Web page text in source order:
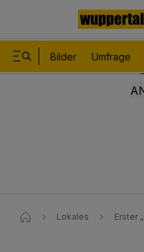
Bilder Umfrage
Lokales Erster